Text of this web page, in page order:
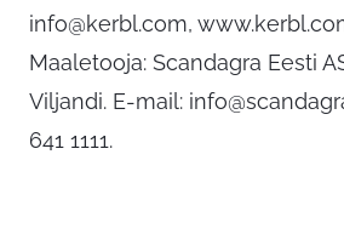
info@kerbl.com,
Maaletooja: Scandagra Eesti
Viljandi. E-mail:
641 1111.